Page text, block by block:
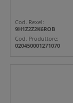
Cod. Rexel:
9H1Z2Z2K6ROB
Cod. Produttore:
020450001271070